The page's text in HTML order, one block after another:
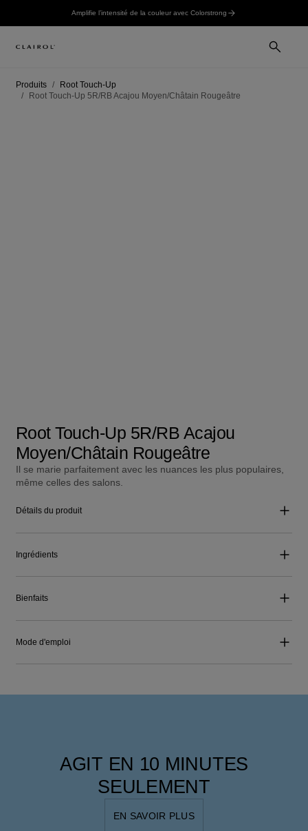
Amplifie l’intensité de la couleur avec Colorstrong
Produits
Root Touch-Up
Root Touch-Up 5R/RB Acajou Moyen/Châtain Rougeâtre
Root Touch-Up 5R/RB Acajou
Moyen/Châtain Rougeâtre
Il se marie parfaitement avec les nuances les plus populaires,
même celles des salons.
Détails du produit
Ingrédients
Bienfaits
Mode d'emploi
AGIT EN 10 MINUTES
SEULEMENT
EN SAVOIR PLUS